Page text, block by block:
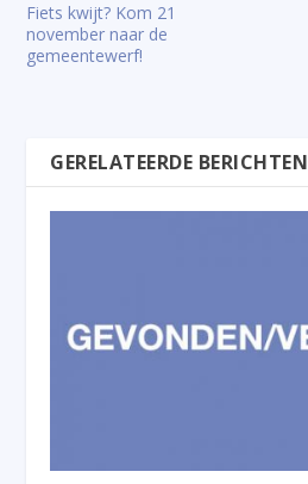
Fiets kwijt? Kom 21
november naar de
gemeentewerf!
GERELATEERDE BERICHTEN